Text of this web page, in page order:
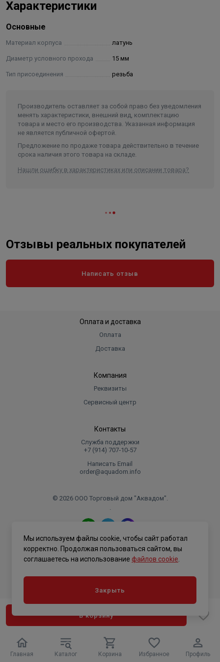
Главная Каталог Корзина Избранное Профиль
В корзину
Характеристики
Основные
Материал корпуса латунь
Диаметр условного прохода 15 мм
Тип присоединения резьба
Производитель оставляет за собой право без уведомления
менять характеристики, внешний вид, комплектацию
товара и место его производства. Указанная информация
не является публичной офертой.
Предложение по продаже товара действительно в течение
срока наличия этого товара на складе.
Нашли ошибку в характеристиках или описании товара?
Отзывы реальных покупателей
Написать отзыв
Оплата и доставка
Оплата
Доставка
Компания
Реквизиты
Сервисный центр
Контакты
Служба поддержки
+7 (914) 707‑10‑57
Написать Email
order@aquadom.info
© 2026 ООО Торговый дом "Аквадом".
.
Политика конфиденциальности
Мы используем файлы cookie, чтобы сайт работал
корректно. Продолжая пользоваться сайтом, вы
соглашаетесь на использование файлов cookie
Закрыть